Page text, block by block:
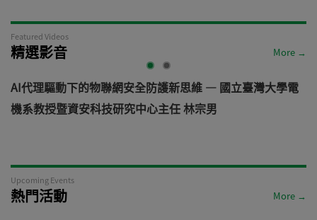
Featured Videos
精選影音 More →
AI代理驅動下的物聯網安全防護新思維 — 國立臺灣大學電
機系教授暨資安科技研究中心主任 林宗男
Upcoming Events
熱門活動 More →